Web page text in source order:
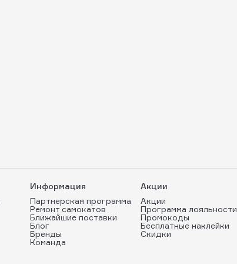
Информация
Партнерская программа
Ремонт самокатов
Ближайшие поставки
Блог
Бренды
Команда
Акции
Акции
Программа лояльности
Промокоды
Бесплатные наклейки
Скидки